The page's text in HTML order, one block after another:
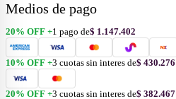
Medios de pago
20% OFF +1 pago de$ 1.147.402
10% OFF +3 cuotas sin interes de$ 430.276
20% OFF +3 cuotas sin interes de$ 382.467